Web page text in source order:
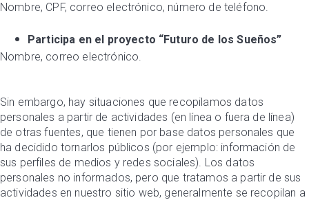
Nombre, CPF, correo electrónico, número de teléfono.
Participa en el proyecto “Futuro de los Sueños”
Nombre, correo electrónico.
Sin embargo, hay situaciones que recopilamos datos
personales a partir de actividades (en línea o fuera de línea)
de otras fuentes, que tienen por base datos personales que
ha decidido tornarlos públicos (por ejemplo: información de
sus perfiles de medios y redes sociales). Los datos
personales no informados, pero que tratamos a partir de sus
actividades en nuestro sitio web, generalmente se recopilan a